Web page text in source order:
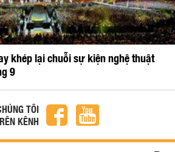
khép lại chuỗi sự kiện nghệ thuật
9
TÔI
KÊNH